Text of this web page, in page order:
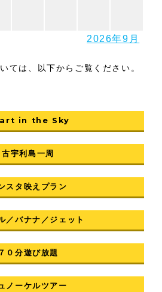
2026年9月
ては、以下からご覧ください。
in the Sky
古宇利島一周
スタ映えプラン
／バナナ／ジェット
７０分遊び放題
ノーケルツアー